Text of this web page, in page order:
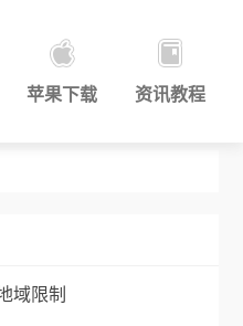
苹果下载 资讯教程
域限制